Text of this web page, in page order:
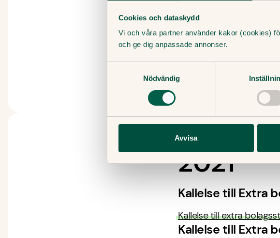
Cookies och dataskydd
Vi och våra partner använder kakor (cookies)
och ge dig anpassade annonser.
Nödvändig
Avvisa
2022
Årsstämma 2022
2021
Kallelse till Extra
Kallelse till extra
Kallelse till Extra